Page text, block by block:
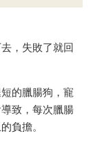
，失敗了就回
的臘腸狗，寵
致，每次臘腸
負擔。